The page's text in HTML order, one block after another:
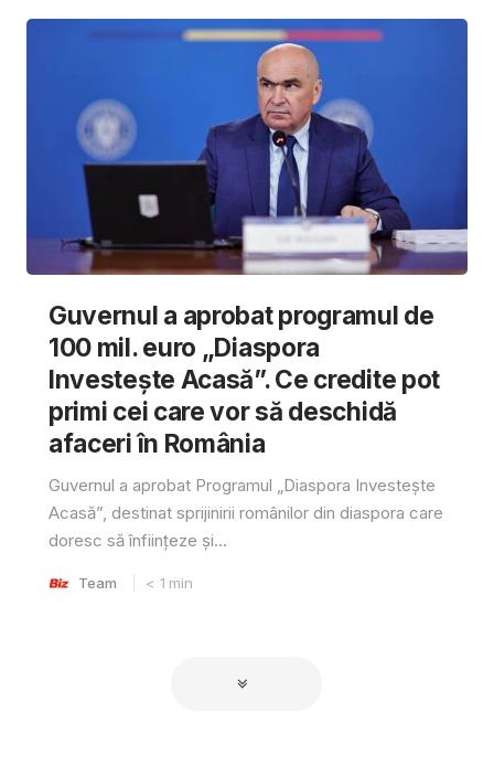
Guvernul a aprobat programul de
100 mil. euro „Diaspora
Investește Acasă”. Ce credite pot
primi cei care vor să deschidă
afaceri în România
Guvernul a aprobat Programul „Diaspora Investește
Acasă”, destinat sprijinirii românilor din diaspora care
doresc să înființeze și...
Team < 1 min